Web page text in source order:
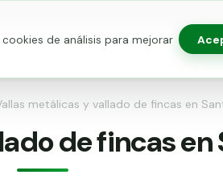
de análisis para mejorar
metálicas y vallado de fincas en
de fincas en